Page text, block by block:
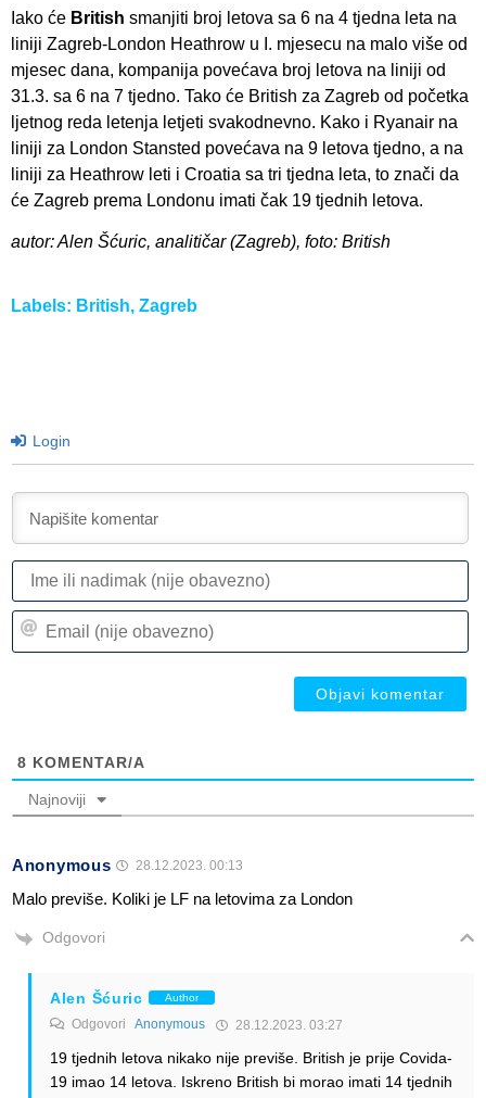
Iako će British smanjiti broj letova sa 6 na 4 tjedna leta na
liniji Zagreb-London Heathrow u I. mjesecu na malo više od
mjesec dana, kompanija povećava broj letova na liniji od
31.3. sa 6 na 7 tjedno. Tako će British za Zagreb od početka
ljetnog reda letenja letjeti svakodnevno. Kako i Ryanair na
liniji za London Stansted povećava na 9 letova tjedno, a na
liniji za Heathrow leti i Croatia sa tri tjedna leta, to znači da
će Zagreb prema Londonu imati čak 19 tjednih letova.
autor: Alen Šćuric, analitičar (Zagreb), foto: British
Labels: British, Zagreb
Login
8 KOMENTAR/A
Najnoviji
Anonymous 28.12.2023. 00:13
Malo previše. Koliki je LF na letovima za London
Odgovori
Alen Šćuric Author
Odgovori Anonymous 28.12.2023. 03:27
19 tjednih letova nikako nije previše. British je prije Covida-
19 imao 14 letova. Iskreno British bi morao imati 14 tjednih